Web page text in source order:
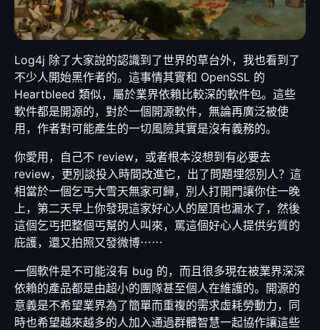
Log4j 除了大家說的認識到了世界的草台外，我也看到了
不少人開始黑作者的。這事情其實和 OpenSSL 的
Heartbleed 類似，屬於業界依賴比較深的軟件包。這些
軟件都是開源的，對於一個開源軟件，無論再廣泛被使
用，作者對可能產生的一切風險其實是沒有義務的。
你愛用，自己不 review，或者根本沒想到有必要去
review，更別談投入時間改進它，出了問題埋怨別人？這
相當於一個乞丐大雪天無家可歸，別人打開門讓你住一晚
上，第二天早上你發現這家好心人的屋頂也漏水了，然後
這個乞丐把整個丐幫的人叫來，罵這個好心人提供劣質的
庇護，還又拍照又發微博⋯⋯
一個軟件是不可能沒有 bug 的，而且很多現在被業界深深
依賴的產品都是由超小的團隊甚至個人在維護的。開源的
意義是不希望業界為了簡單而重複的需求虛耗勞動力，同
時也希望越來越多的人加入通過群體智慧一起協作讓這些